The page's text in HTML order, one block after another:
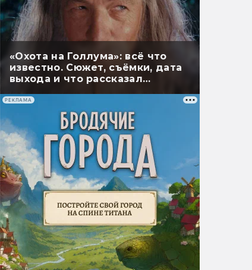
«Охота на Голлума»: всё что
известно. Сюжет, съёмки, дата
выхода и что рассказал
РЕКЛАМА